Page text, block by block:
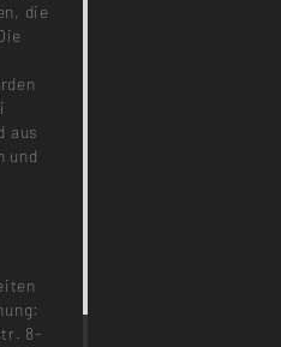
die
aus
und
8-